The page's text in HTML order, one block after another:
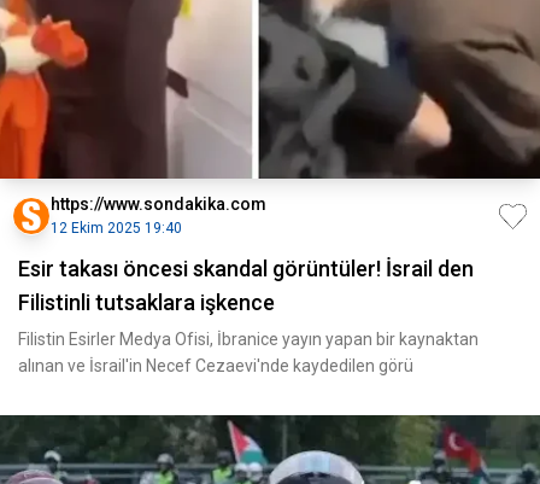
https://www.sondakika.com
12 Ekim 2025 19:40
Esir takası öncesi skandal görüntüler! İsrail den
Filistinli tutsaklara işkence
Filistin Esirler Medya Ofisi, İbranice yayın yapan bir kaynaktan
alınan ve İsrail'in Necef Cezaevi'nde kaydedilen görü